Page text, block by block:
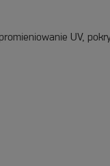
UV,